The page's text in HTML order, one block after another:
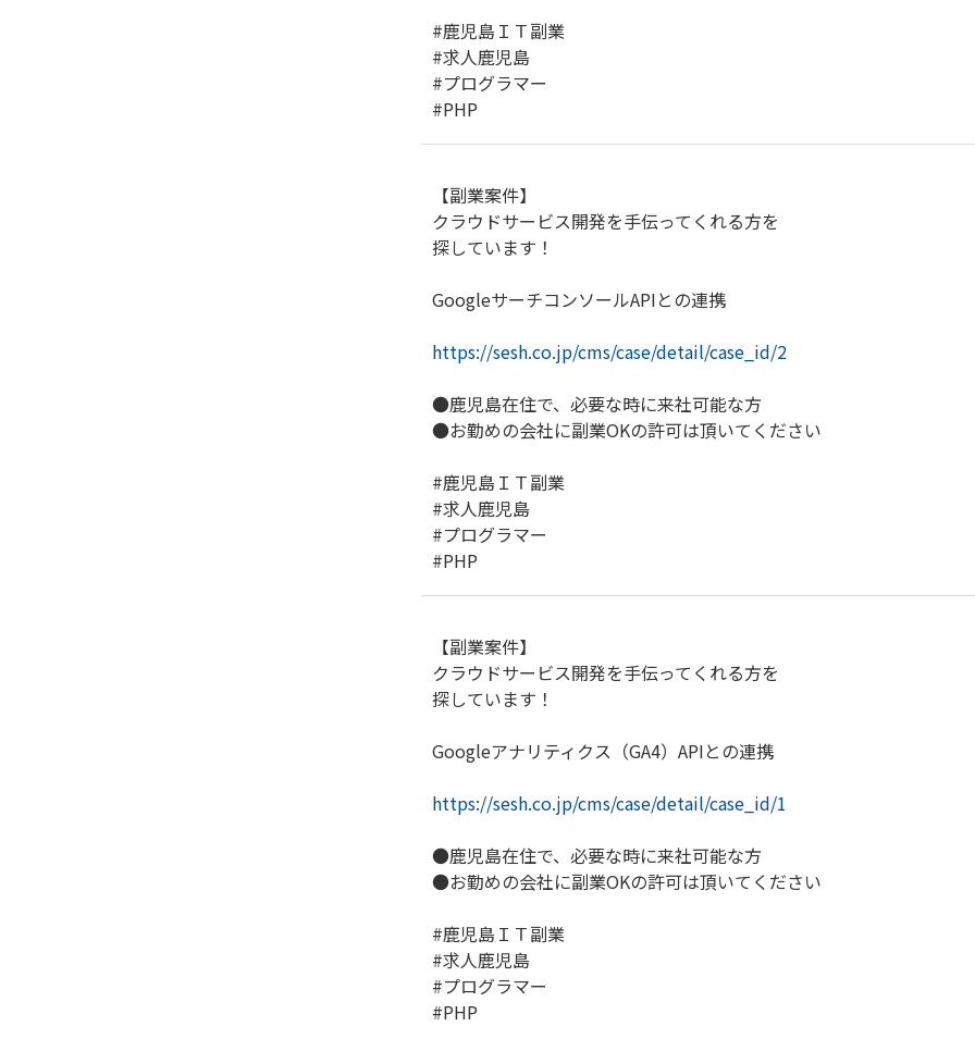
#鹿児島ＩＴ副業
#求人鹿児島
#プログラマー
#PHP
【副業案件】
クラウドサービス開発を手伝ってくれる方を
探しています！
GoogleサーチコンソールAPIとの連携
https://sesh.co.jp/cms/case/detail/case_id/2
●鹿児島在住で、必要な時に来社可能な方
●お勤めの会社に副業OKの許可は頂いてください
#鹿児島ＩＴ副業
#求人鹿児島
#プログラマー
#PHP
【副業案件】
クラウドサービス開発を手伝ってくれる方を
探しています！
Googleアナリティクス（GA4）APIとの連携
https://sesh.co.jp/cms/case/detail/case_id/1
●鹿児島在住で、必要な時に来社可能な方
●お勤めの会社に副業OKの許可は頂いてください
#鹿児島ＩＴ副業
#求人鹿児島
#プログラマー
#PHP